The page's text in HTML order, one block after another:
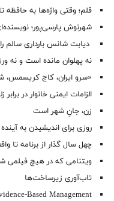
قلم؛ وقتی واژه‌ها به حافظه
شهرنوش پارسی‌پور؛
دیابت شانس بارداری
نه پهلوان مانده است و نه
«سرو ایران، کاج کریسمس،
الزامات ایمنی خانوار در برابر
زن، جانِ شهر است
روزی برای اندیشیدن به
چهل سال گذار از برنامه تا
ویتنامی که در هیچ فیلمی
تاب‌آوری زیرساخت‌ها
Based Management